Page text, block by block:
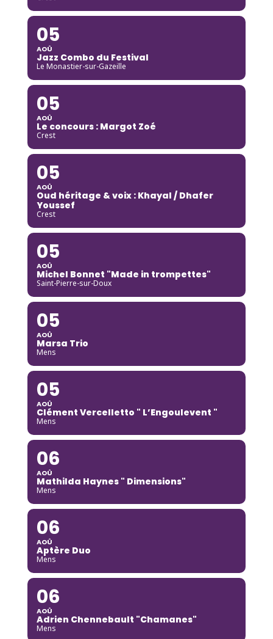
05
AOÛ
Jazz Combo du Festival
Le Monastier-sur-Gazeille
05
AOÛ
Le concours : Margot Zoé
Crest
05
AOÛ
Oud héritage & voix : Khayal / Dhafer
Youssef
Crest
05
AOÛ
Michel Bonnet "Made in trompettes"
Saint-Pierre-sur-Doux
05
AOÛ
Marsa Trio
Mens
05
AOÛ
Clément Vercelletto " L’Engoulevent "
Mens
06
AOÛ
Mathilda Haynes " Dimensions"
Mens
06
AOÛ
Aptère Duo
Mens
06
AOÛ
Adrien Chennebault "Chamanes"
Mens